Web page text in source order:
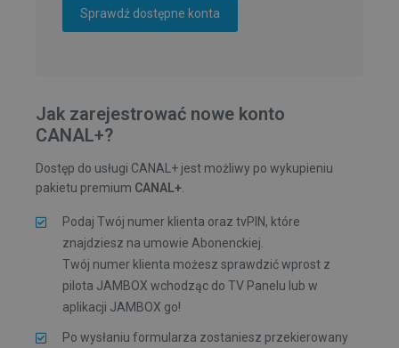
Sprawdź dostępne konta
Jak zarejestrować nowe konto
CANAL+?
Dostęp do usługi CANAL+ jest możliwy po wykupieniu
pakietu premium CANAL+
Podaj Twój numer klienta oraz tvPIN, które
znajdziesz na umowie Abonenckiej.
Twój numer klienta możesz sprawdzić wprost z
pilota JAMBOX wchodząc do TV Panelu lub w
aplikacji JAMBOX go!
Po wysłaniu formularza zostaniesz przekierowany